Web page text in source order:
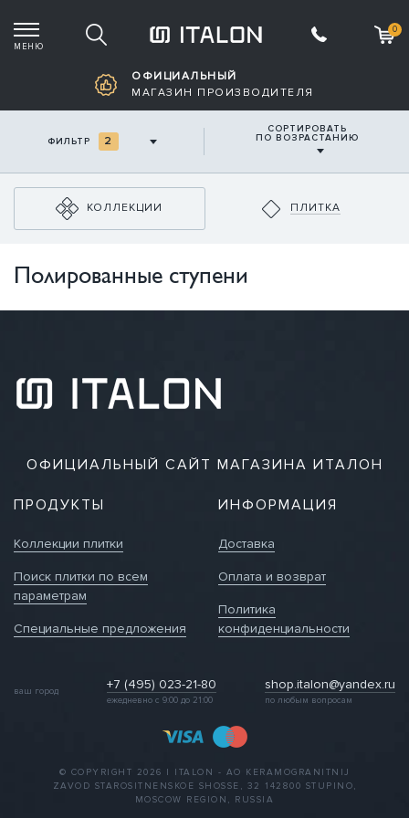
МЕНЮ
0
ОФИЦИАЛЬНЫЙ
МАГАЗИН ПРОИЗВОДИТЕЛЯ
ФИЛЬТР 2
СОРТИРОВАТЬ
ПО ВОЗРАСТАНИЮ
КОЛЛЕКЦИИ ПЛИТКА
Полированные ступени
ОФИЦИАЛЬНЫЙ САЙТ МАГАЗИНА ИТАЛОН
ИНФОРМАЦИЯ
Доставка
Оплата и возврат
Политика
конфиденциальности
ПРОДУКТЫ
Коллекции плитки
Поиск плитки по всем
параметрам
Специальные предложения
ваш город +7 (495) 023-21-80
ежедневно с 9:00 до 21:00
shop.italon@yandex.ru
по любым вопросам
© COPYRIGHT 2026 | ITALON - AO KERAMOGRANITNIJ
ZAVOD STAROSITNENSKOE SHOSSE, 32 142800 STUPINO,
MOSCOW REGION, RUSSIA